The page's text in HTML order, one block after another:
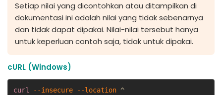
Setiap nilai yang dicontohkan atau ditampilkan di
dokumentasi ini adalah nilai yang tidak sebenarnya
dan tidak dapat dipakai. Nilai-nilai tersebut hanya
untuk keperluan contoh saja, tidak untuk dipakai.
cURL (Windows)
curl --insecure --location ^